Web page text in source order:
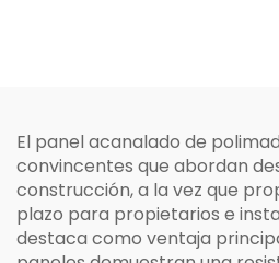
El panel acanalado de
convincentes que abordan
construcción, a la vez que
plazo para propietarios e
destaca como ventaja